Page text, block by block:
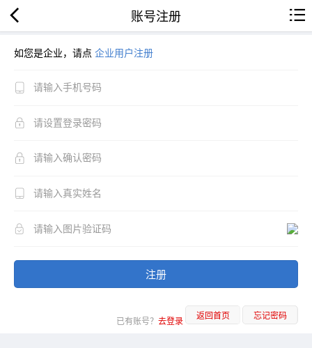
账号注册
如您是企业，请点 企业用户注册
注册
已有账号？ 去登录 返回首页 忘记密码